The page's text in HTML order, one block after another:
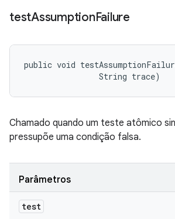
testAssumptionFailure
public void
                String trace)
Chamado quando um teste atômico
pressupõe uma condição falsa.
Parâmetros
test